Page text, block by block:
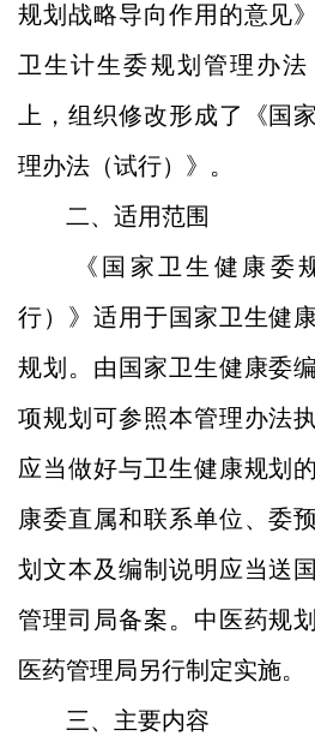
规划战略导向作用的意见
卫生计生委规划管理办
上，组织修改形成了《国
理办法（试行）》。
二、适用范围
《国家卫生健康委规
行）》适用于国家卫生健
规划。由国家卫生健康委
项规划可参照本管理办法
应当做好与卫生健康规划
康委直属和联系单位、委
划文本及编制说明应当送
管理司局备案。中医药规
医药管理局另行制定实施。
三、主要内容